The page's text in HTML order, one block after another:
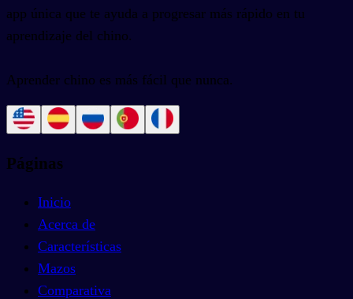
app única que te ayuda a progresar más rápido en tu
aprendizaje del chino.
Aprender chino es más fácil que nunca.
Páginas
Inicio
Acerca de
Características
Mazos
Comparativa